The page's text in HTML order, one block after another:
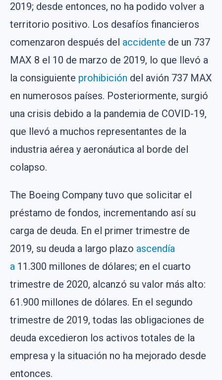
2019; desde entonces, no ha podido volver a
territorio positivo. Los desafíos financieros
comenzaron después del accidente de un 737
MAX 8 el 10 de marzo de 2019, lo que llevó a
la consiguiente prohibición del avión 737 MAX
en numerosos países. Posteriormente, surgió
una crisis debido a la pandemia de COVID-19,
que llevó a muchos representantes de la
industria aérea y aeronáutica al borde del
colapso.
The Boeing Company tuvo que solicitar el
préstamo de fondos, incrementando así su
carga de deuda. En el primer trimestre de
2019, su deuda a largo plazo ascendía
a 11.300 millones de dólares; en el cuarto
trimestre de 2020, alcanzó su valor más alto:
61.900 millones de dólares. En el segundo
trimestre de 2019, todas las obligaciones de
deuda excedieron los activos totales de la
empresa y la situación no ha mejorado desde
entonces.